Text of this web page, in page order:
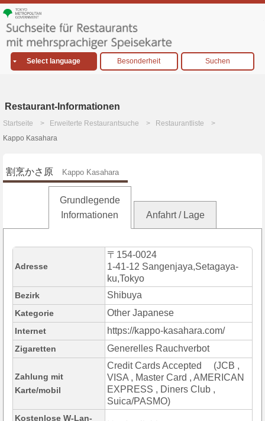
Select language Besonderheit Suchen
Restaurant-Informationen
Startseite Erweiterte Restaurantsuche
Restaurantliste
Kappo Kasahara
割烹かさ原 Kappo Kasahara
Grundlegende
Informationen
Anfahrt / Lage
Adresse
〒154-0024
1-41-12 Sangenjaya,Setagaya-
ku,Tokyo
Bezirk Shibuya
Kategorie Other Japanese
Internet https://kappo-kasahara.com/
Zigaretten Generelles Rauchverbot
Zahlung mit
Karte/mobil
Credit Cards Accepted (JCB ,
VISA , Master Card , AMERICAN
EXPRESS , Diners Club ,
Suica/PASMO)
Kostenlose W-Lan-